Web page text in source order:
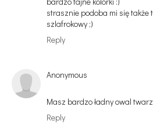
strasznie podoba mi się także
szlafrokowy ;)
Reply
Anonymous
Masz bardzo ładny owal
Reply